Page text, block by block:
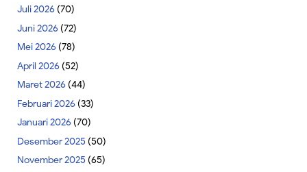
Juli 2026 (70)
Juni 2026 (72)
Mei 2026 (78)
April 2026 (52)
Maret 2026 (44)
Februari 2026 (33)
Januari 2026 (70)
Desember 2025 (50)
November 2025 (65)